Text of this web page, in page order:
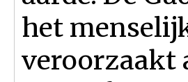
het
veroorzaakt